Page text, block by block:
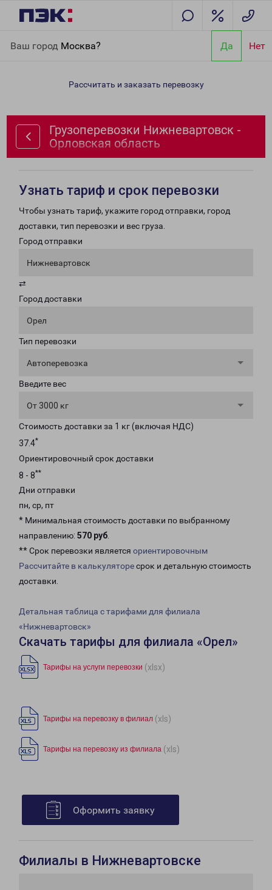
Ваш город Москва? Да Нет
Орловская область
Рассчитать и заказать перевозку
Грузоперевозки Нижневартовск -
Орловская область
Узнать тариф и срок перевозки
Чтобы узнать тариф, укажите город отправки, город
доставки, тип перевозки и вес груза.
Город отправки
Нижневартовск
⇄
Город доставки
Орел
Тип перевозки
Автоперевозка
Введите вес
От 3000 кг
Стоимость доставки за 1 кг (включая НДС)
37.4*
Ориентировочный срок доставки
8 - 8**
Дни отправки
пн, ср, пт
* Минимальная стоимость доставки по выбранному
направлению: 570 руб.
** Срок перевозки является ориентировочным
Рассчитайте в калькуляторесрок и детальную стоимость
доставки.
Детальная таблица с тарифами для филиала
«Нижневартовск»
Скачать тарифы для филиала «Орел»
Тарифы на услуги перевозки (xlsx)
Тарифы на перевозку в филиал (xls)
Тарифы на перевозку из филиала (xls)
Оформить заявку
Филиалы в Нижневартовске